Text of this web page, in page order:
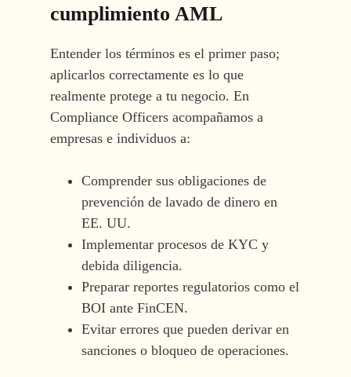
cumplimiento AML
Entender los términos es el primer paso;
aplicarlos correctamente es lo que
realmente protege a tu negocio. En
Compliance Officers acompañamos a
empresas e individuos a:
Comprender sus obligaciones de
prevención de lavado de dinero en
EE. UU.
Implementar procesos de KYC y
debida diligencia.
Preparar reportes regulatorios como el
BOI ante FinCEN.
Evitar errores que pueden derivar en
sanciones o bloqueo de operaciones.